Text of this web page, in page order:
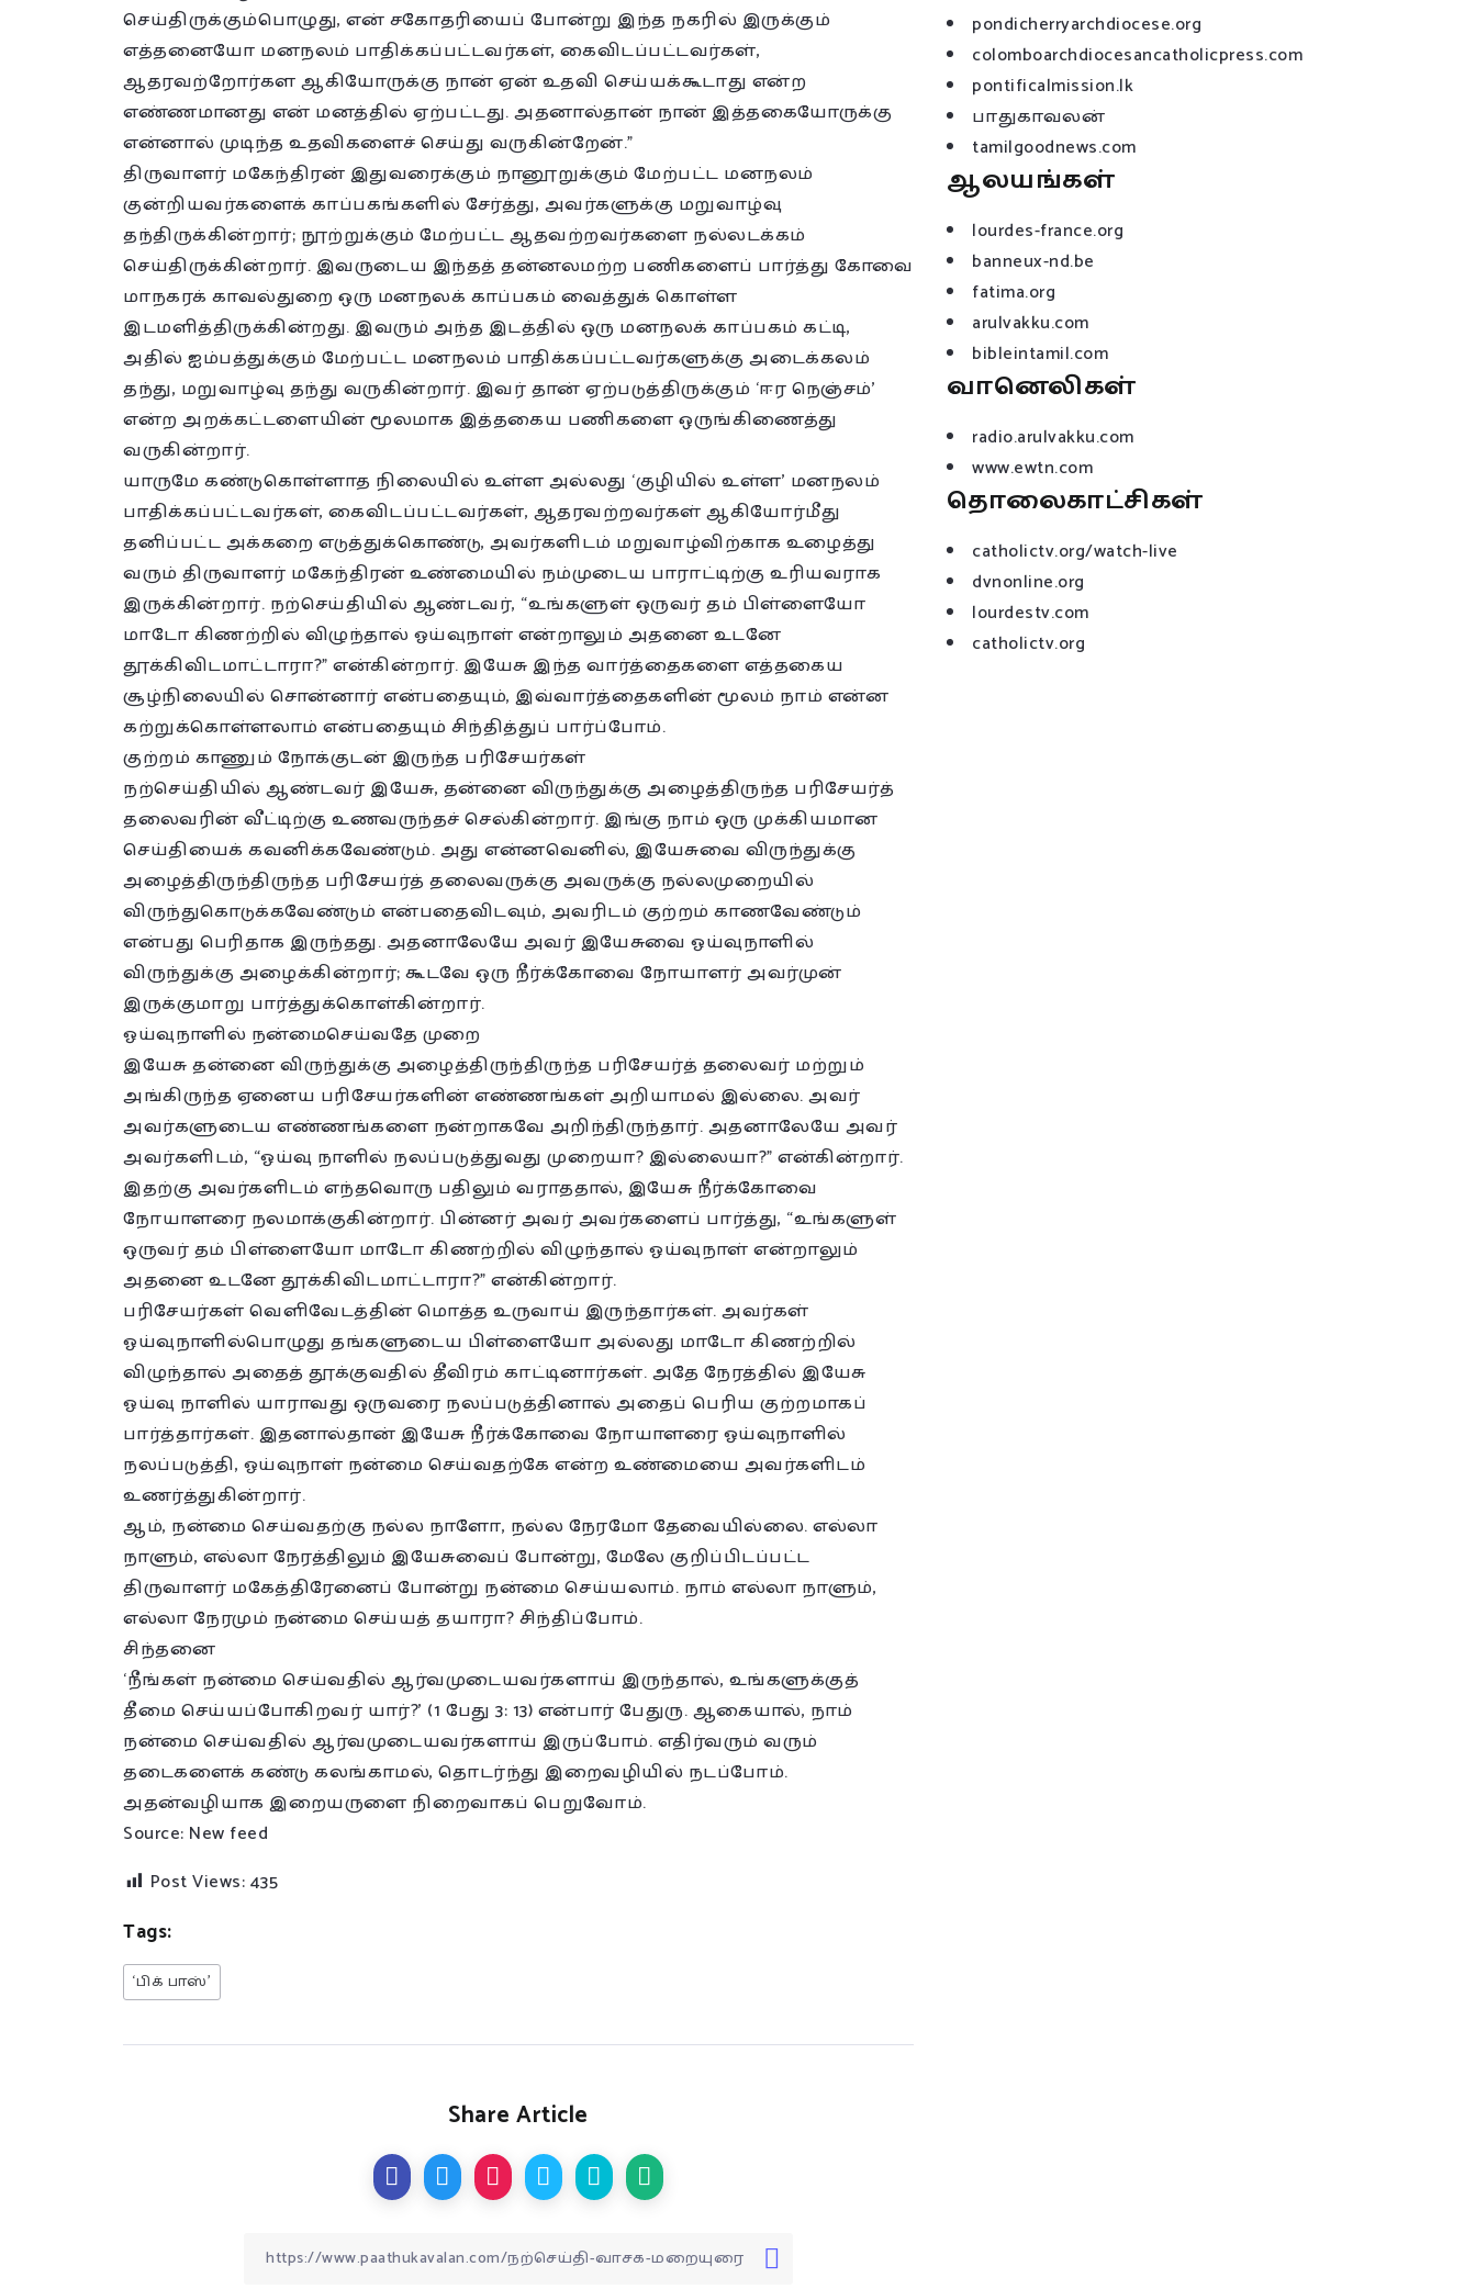
செய்திருக்கும்பொழுது, என் சகோதரியைப் போன்று இந்த நகரில் இருக்கும்
எத்தனையோ மனநலம் பாதிக்கப்பட்டவர்கள், கைவிடப்பட்டவர்கள்,
ஆதரவற்றோர்கள ஆகியோருக்கு நான் ஏன் உதவி செய்யக்கூடாது என்ற
எண்ணமானது என் மனத்தில் ஏற்பட்டது. அதனால்தான் நான் இத்தகையோருக்கு
என்னால் முடிந்த உதவிகளைச் செய்து வருகின்றேன்.”
திருவாளர் மகேந்திரன் இதுவரைக்கும் நானூறுக்கும் மேற்பட்ட மனநலம்
குன்றியவர்களைக் காப்பகங்களில் சேர்த்து, அவர்களுக்கு மறுவாழ்வு
தந்திருக்கின்றார்; நூற்றுக்கும் மேற்பட்ட ஆதவற்றவர்களை நல்லடக்கம்
செய்திருக்கின்றார். இவருடைய இந்தத் தன்னலமற்ற பணிகளைப் பார்த்து கோவை
மாநகரக் காவல்துறை ஒரு மனநலக் காப்பகம் வைத்துக் கொள்ள
இடமளித்திருக்கின்றது. இவரும் அந்த இடத்தில் ஒரு மனநலக் காப்பகம் கட்டி,
அதில் ஐம்பத்துக்கும் மேற்பட்ட மனநலம் பாதிக்கப்பட்டவர்களுக்கு அடைக்கலம்
தந்து, மறுவாழ்வு தந்து வருகின்றார். இவர் தான் ஏற்படுத்திருக்கும் ‘ஈர நெஞ்சம்’
என்ற அறக்கட்டளையின் மூலமாக இத்தகைய பணிகளை ஒருங்கிணைத்து
வருகின்றார்.
யாருமே கண்டுகொள்ளாத நிலையில் உள்ள அல்லது ‘குழியில் உள்ள’ மனநலம்
பாதிக்கப்பட்டவர்கள், கைவிடப்பட்டவர்கள், ஆதரவற்றவர்கள் ஆகியோர்மீது
தனிப்பட்ட அக்கறை எடுத்துக்கொண்டு, அவர்களிடம் மறுவாழ்விற்காக உழைத்து
வரும் திருவாளர் மகேந்திரன் உண்மையில் நம்முடைய பாராட்டிற்கு உரியவராக
இருக்கின்றார். நற்செய்தியில் ஆண்டவர், “உங்களுள் ஒருவர் தம் பிள்ளையோ
மாடோ கிணற்றில் விழுந்தால் ஓய்வுநாள் என்றாலும் அதனை உடனே
தூக்கிவிடமாட்டாரா?” என்கின்றார். இயேசு இந்த வார்த்தைகளை எத்தகைய
சூழ்நிலையில் சொன்னார் என்பதையும், இவ்வார்த்தைகளின் மூலம் நாம் என்ன
கற்றுக்கொள்ளலாம் என்பதையும் சிந்தித்துப் பார்ப்போம்.
குற்றம் காணும் நோக்குடன் இருந்த பரிசேயர்கள்
நற்செய்தியில் ஆண்டவர் இயேசு, தன்னை விருந்துக்கு அழைத்திருந்த பரிசேயர்த்
தலைவரின் வீட்டிற்கு உணவருந்தச் செல்கின்றார். இங்கு நாம் ஒரு முக்கியமான
செய்தியைக் கவனிக்கவேண்டும். அது என்னவெனில், இயேசுவை விருந்துக்கு
அழைத்திருந்திருந்த பரிசேயர்த் தலைவருக்கு அவருக்கு நல்லமுறையில்
விருந்துகொடுக்கவேண்டும் என்பதைவிடவும், அவரிடம் குற்றம் காணவேண்டும்
என்பது பெரிதாக இருந்தது. அதனாலேயே அவர் இயேசுவை ஓய்வுநாளில்
விருந்துக்கு அழைக்கின்றார்; கூடவே ஒரு நீர்க்கோவை நோயாளர் அவர்முன்
இருக்குமாறு பார்த்துக்கொள்கின்றார்.
ஓய்வுநாளில் நன்மைசெய்வதே முறை
இயேசு தன்னை விருந்துக்கு அழைத்திருந்திருந்த பரிசேயர்த் தலைவர் மற்றும்
அங்கிருந்த ஏனைய பரிசேயர்களின் எண்ணங்கள் அறியாமல் இல்லை. அவர்
அவர்களுடைய எண்ணங்களை நன்றாகவே அறிந்திருந்தார். அதனாலேயே அவர்
அவர்களிடம், “ஓய்வு நாளில் நலப்படுத்துவது முறையா? இல்லையா?” என்கின்றார்.
இதற்கு அவர்களிடம் எந்தவொரு பதிலும் வராததால், இயேசு நீர்க்கோவை
நோயாளரை நலமாக்குகின்றார். பின்னர் அவர் அவர்களைப் பார்த்து, “உங்களுள்
ஒருவர் தம் பிள்ளையோ மாடோ கிணற்றில் விழுந்தால் ஓய்வுநாள் என்றாலும்
அதனை உடனே தூக்கிவிடமாட்டாரா?” என்கின்றார்.
பரிசேயர்கள் வெளிவேடத்தின் மொத்த உருவாய் இருந்தார்கள். அவர்கள்
ஓய்வுநாளில்பொழுது தங்களுடைய பிள்ளையோ அல்லது மாடோ கிணற்றில்
விழுந்தால் அதைத் தூக்குவதில் தீவிரம் காட்டினார்கள். அதே நேரத்தில் இயேசு
ஓய்வு நாளில் யாராவது ஒருவரை நலப்படுத்தினால் அதைப் பெரிய குற்றமாகப்
பார்த்தார்கள். இதனால்தான் இயேசு நீர்க்கோவை நோயாளரை ஓய்வுநாளில்
நலப்படுத்தி, ஓய்வுநாள் நன்மை செய்வதற்கே என்ற உண்மையை அவர்களிடம்
உணர்த்துகின்றார்.
ஆம், நன்மை செய்வதற்கு நல்ல நாளோ, நல்ல நேரமோ தேவையில்லை. எல்லா
நாளும், எல்லா நேரத்திலும் இயேசுவைப் போன்று, மேலே குறிப்பிடப்பட்ட
திருவாளர் மகேத்திரேனைப் போன்று நன்மை செய்யலாம். நாம் எல்லா நாளும்,
எல்லா நேரமும் நன்மை செய்யத் தயாரா? சிந்திப்போம்.
சிந்தனை
‘நீங்கள் நன்மை செய்வதில் ஆர்வமுடையவர்களாய் இருந்தால், உங்களுக்குத்
தீமை செய்யப்போகிறவர் யார்?’ (1 பேது 3: 13) என்பார் பேதுரு. ஆகையால், நாம்
நன்மை செய்வதில் ஆர்வமுடையவர்களாய் இருப்போம். எதிர்வரும் வரும்
தடைகளைக் கண்டு கலங்காமல், தொடர்ந்து இறைவழியில் நடப்போம்.
அதன்வழியாக இறையருளை நிறைவாகப் பெறுவோம்.
Source: New feed
Post Views:435
Tags:
‘பிக் பாஸ்’
Share Article
pondicherryarchdiocese.org
colomboarchdiocesancatholicpress.com
pontificalmission.lk
பாதுகாவலன்
tamilgoodnews.com
ஆலயங்கள்
lourdes-france.org
banneux-nd.be
fatima.org
arulvakku.com
bibleintamil.com
வானெலிகள்
radio.arulvakku.com
www.ewtn.com
தொலைகாட்சிகள்
catholictv.org/watch-live
dvnonline.org
lourdestv.com
catholictv.org